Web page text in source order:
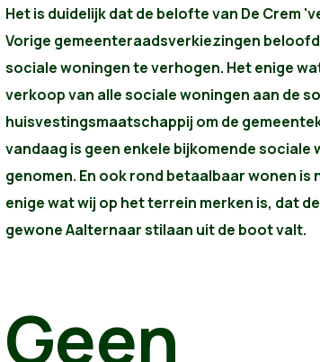
Het is duidelijk dat de belofte van De Crem
Vorige gemeenteraads­verkiezingen
sociale woningen te verhogen. Het enige
verkoop van alle sociale woningen aan de
huisvestingsmaatschappij om de
vandaag is geen enkele bijkomende sociale
genomen. En ook rond betaalbaar wonen is
enige wat wij op het terrein merken is, dat
gewone Aalternaar stilaan uit de boot valt.
Geen